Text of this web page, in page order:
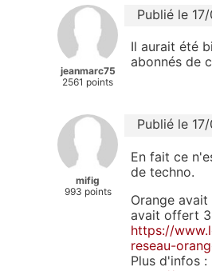
jeanmarc75
2561 points
Publié le
Il aurait été
abonnés de
mifig
993 points
Publié le
En fait ce
de techno.
Orange
avait offert
https://
reseau-
Plus d'infos :